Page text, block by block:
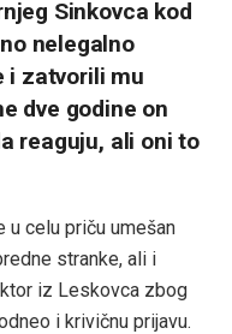
Sinkovca kod
nelegalno
i zatvorili mu
dve godine on
reaguju, ali oni to
u celu priču umešan
stranke, ali i
iz Leskovca zbog
i krivičnu prijavu.